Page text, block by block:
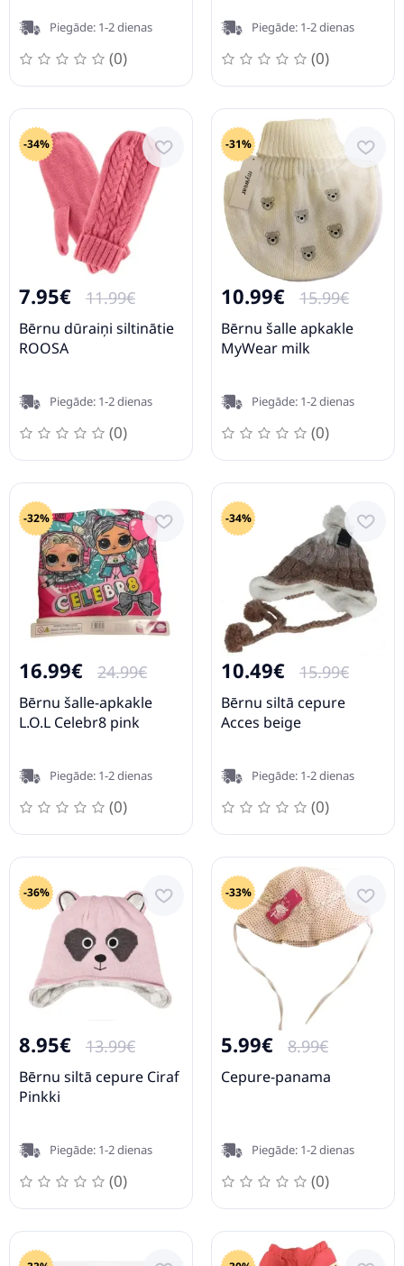
Piegāde: 1-2 dienas
(0)
Piegāde: 1-2 dienas
(0)
-34%
7.95€ 11.99€
Bērnu dūraiņi siltinātie
ROOSA
Piegāde: 1-2 dienas
(0)
-31%
10.99€ 15.99€
Bērnu šalle apkakle
MyWear milk
Piegāde: 1-2 dienas
(0)
-32%
16.99€ 24.99€
Bērnu šalle-apkakle
L.O.L Celebr8 pink
Piegāde: 1-2 dienas
(0)
-34%
10.49€ 15.99€
Bērnu siltā cepure
Acces beige
Piegāde: 1-2 dienas
(0)
-36%
8.95€ 13.99€
Bērnu siltā cepure Ciraf
Pinkki
Piegāde: 1-2 dienas
(0)
-33%
5.99€ 8.99€
Cepure-panama
Piegāde: 1-2 dienas
(0)